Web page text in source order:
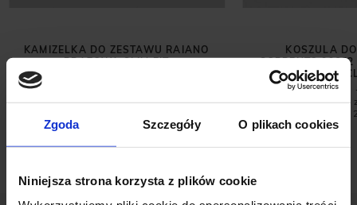
Zgoda Szczegóły O plikach cookies
Niniejsza strona korzysta z plików cookie
KAMIZELKA DO ZESTAWU RAIANO
BRĄZOWA SLIM FIT
KOSZULA
SORRENTO
BRĄZOWA
199,00 ZŁ
Najniższa cena